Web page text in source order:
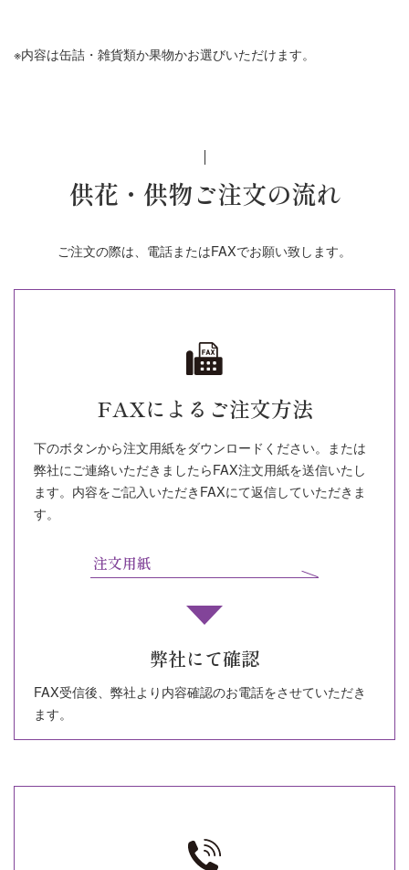
※内容は缶詰・雑貨類か果物かお選びいただけます。
供花・供物ご注文の流れ
ご注文の際は、電話またはFAXでお願い致します。
FAXによるご注文方法
下のボタンから注文用紙をダウンロードください。または
弊社にご連絡いただきましたらFAX注文用紙を送信いたし
ます。内容をご記入いただきFAXにて返信していただきま
す。
注文用紙
弊社にて確認
FAX受信後、弊社より内容確認のお電話をさせていただき
ます。